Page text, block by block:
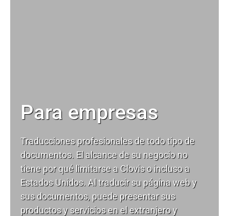
Para empresas
Traducciones profesionales de todo tipo de
documentos. El alcance de su negocio no
tiene por qué limitarse a Clovis o incluso a
Estados Unidos. Al traducir su página web y
sus documentos, puede presentar sus
productos y servicios en el extranjero y